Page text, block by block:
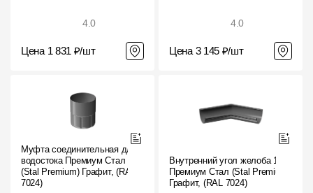
4.0
Цена 1 831 ₽/шт
4.0
Цена 3 145 ₽/шт
Муфта соединительная для
водостока Премиум Стал
(Stal Premium) Графит, (RAL
7024)
Внутренний угол желоба 135˚
Премиум Стал (Stal Premium)
Графит, (RAL 7024)